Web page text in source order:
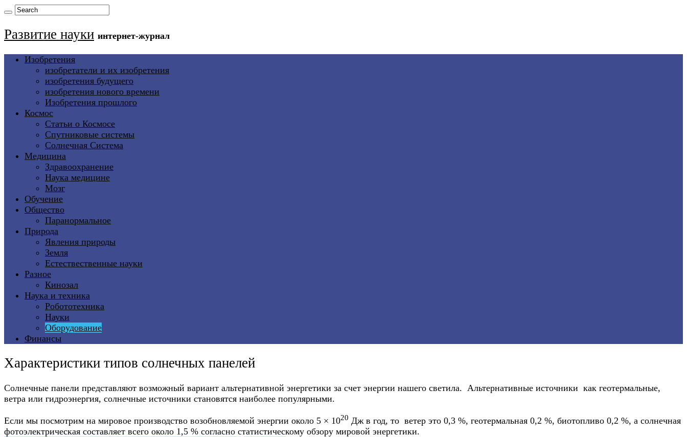
Развитие науки интернет-журнал
Изобретения
изобретатели и их изобретения
изобретения будущего
изобретения нового времени
Изобретения прошлого
Космос
Статьи о Космосе
Спутниковые системы
Солнечная Система
Медицина
Здравоохранение
Наука медицине
Мозг
Обучение
Общество
Паранормальное
Природа
Явления природы
Земля
Естествественные науки
Разное
Кинозал
Наука и техника
Робототехника
Науки
Оборудование
Финансы
Характеристики типов солнечных панелей
Солнечные панели представляют возможный вариант альтернативной энергетики за счет энергии нашего светила. Альтернативные источники как геотермальные,
ветра или гидроэнергия, солнечные источники становятся наиболее популярными.
Если мы посмотрим на мировое производство возобновляемой энергии около 5 × 1020 Дж в год, то ветер это 0,3 %, геотермальная 0,2 %, биотопливо 0,2 %, а солнечная
фотоэлектрическая составляет всего около 1,5 % согласно статистическому обзору мировой энергетики.